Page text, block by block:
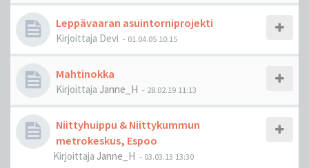
Leppävaaran asuintorniprojekti
Kirjoittaja Devi - 01.04.05 10:15
Mahtinokka
Kirjoittaja Janne_H - 28.02.19 11:13
Niittyhuippu & Niittykummun
metrokeskus, Espoo
Kirjoittaja Janne_H - 03.03.13 13:30